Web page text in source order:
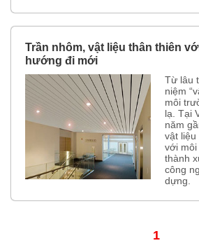
Trần nhôm, vật liệu thân thiên
hướng đi mới
Từ lâu
niệm
môi
lạ. Tại
năm
vật liệu
với
thành
công
dựng.
1